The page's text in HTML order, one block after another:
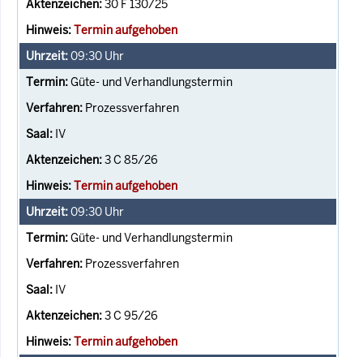
30 F 130/25
Termin aufgehoben
09:30 Uhr
Güte- und Verhandlungstermin
Prozessverfahren
IV
3 C 85/26
Termin aufgehoben
09:30 Uhr
Güte- und Verhandlungstermin
Prozessverfahren
IV
3 C 95/26
Termin aufgehoben